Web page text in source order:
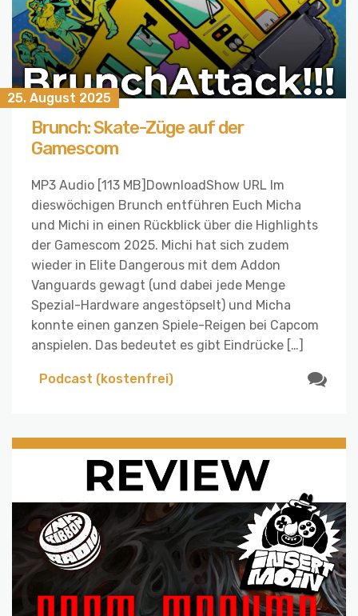
25. August 2025
Brunch: Skate-Züge auf der
Gamescom
MP3 Audio [113 MB]DownloadShow URL Im
dieswöchigen Brunch entführen Euch Micha
und Michi in einen Rückblick über die Highlights
der Gamescom 2025. Michi hat sich zudem
wieder in Elite Dangerous mit dem Addon
Vanguards gewagt (und dabei jede Menge
Spezial-Hardware angestöpselt) und Micha
konnte einen ganzen Spiele-Reigen bei Capcom
anspielen. Das bedeutet es gibt Eindrücke […]
Podcast (kostenfrei)